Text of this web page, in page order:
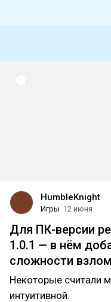
HumbleKnight
Игры 12 июня
Для ПК-версии
1.0.1 — в нём
сложности
Некоторые считали
интуитивной.